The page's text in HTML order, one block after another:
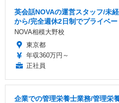
英会話NOVAの運営スタッフ/未
から/完全週休2日制でプライベ
NOVA相模大野校
東京都
年収360万円～
正社員
企業での管理栄養士業務/管理栄